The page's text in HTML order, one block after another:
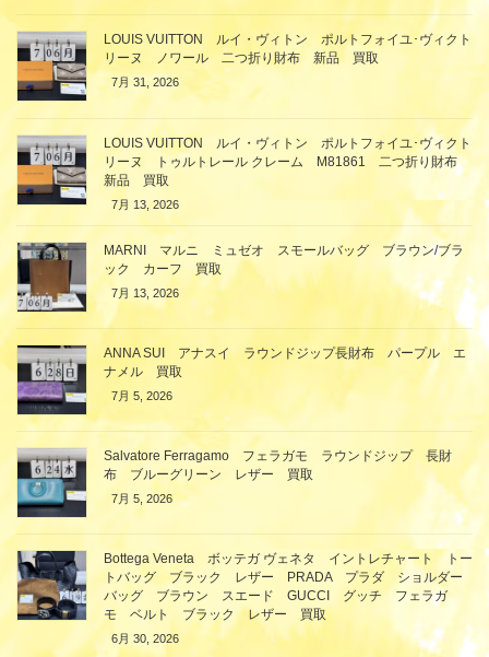
LOUIS VUITTON ルイ・ヴィトン ポルトフォイユ･ヴィクト
リーヌ ノワール 二つ折り財布 新品 買取
7月 31, 2026
LOUIS VUITTON ルイ・ヴィトン ポルトフォイユ･ヴィクト
リーヌ トゥルトレール クレーム M81861 二つ折り財布
新品 買取
7月 13, 2026
MARNI マルニ ミュゼオ スモールバッグ ブラウン/ブラ
ック カーフ 買取
7月 13, 2026
ANNA SUI アナスイ ラウンドジップ長財布 パープル エ
ナメル 買取
7月 5, 2026
Salvatore Ferragamo フェラガモ ラウンドジップ 長財
布 ブルーグリーン レザー 買取
7月 5, 2026
Bottega Veneta ボッテガ ヴェネタ イントレチャート トー
トバッグ ブラック レザー PRADA プラダ ショルダー
バッグ ブラウン スエード GUCCI グッチ フェラガ
モ ベルト ブラック レザー 買取
6月 30, 2026